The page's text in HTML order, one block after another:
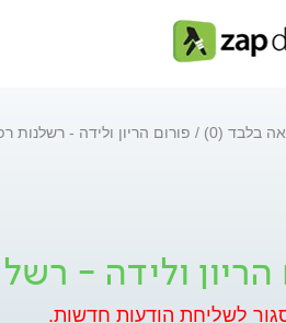
בלבד (0) פורום הריון ולידה - רשלנות
הריון ולידה -
לשליחת הודעות חדשות.